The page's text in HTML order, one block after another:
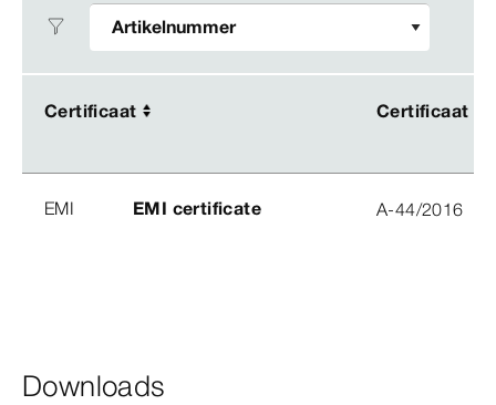
Certificaat Certificaat
Certificaat Certificaat
EMI EMI certificate A-44/2016
Downloads